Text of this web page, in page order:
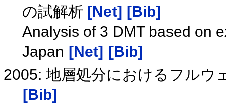
の試解析 [Net] [Bib]
Analysis of 3 DMT based on
Japan [Net] [Bib]
2005: 地層処分におけるフル
[Bib]